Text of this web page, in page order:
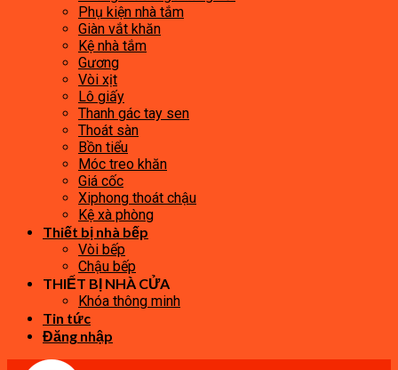
Phụ kiện nhà tắm
Giàn vắt khăn
Kệ nhà tắm
Gương
Vòi xịt
Lô giấy
Thanh gác tay sen
Thoát sàn
Bồn tiểu
Móc treo khăn
Giá cốc
Xiphong thoát chậu
Kệ xà phòng
Thiết bị nhà bếp
Vòi bếp
Chậu bếp
THIẾT BỊ NHÀ CỬA
Khóa thông minh
Tin tức
Đăng nhập